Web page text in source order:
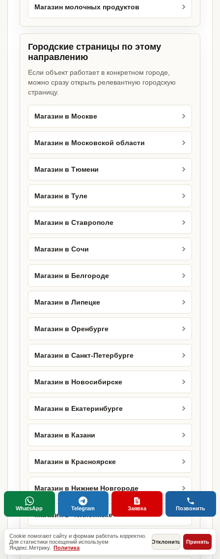
Магазин молочных продуктов
Городские страницы по этому
направлению
Если объект работает в конкретном городе,
можно сразу открыть релевантную городскую
страницу.
Магазин в Москве
Магазин в Московской области
Магазин в Тюмени
Магазин в Туле
Магазин в Ставрополе
Магазин в Сочи
Магазин в Белгороде
Магазин в Липецке
Магазин в Оренбурге
Магазин в Санкт-Петербурге
Магазин в Новосибирске
Магазин в Екатеринбурге
Магазин в Казани
Магазин в Красноярске
Магазин в Нижнем Новгороде
Магазин в Челябинске
Магазин в Уфе
Cookie помогают сайту и формам работать корректно.
Для статистики посещений используем
Яндекс.Метрику. Политика
Отклонить Принять
WhatsApp Telegram Заявка Позвонить